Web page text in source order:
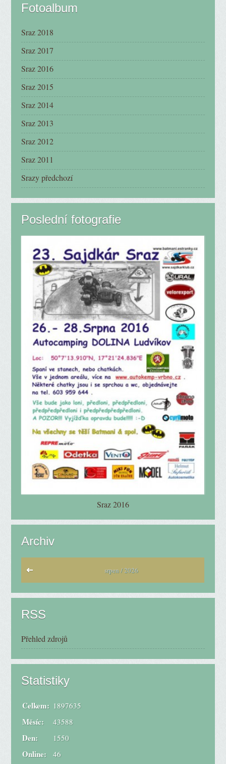
Fotoalbum
Sraz 2018
Sraz 2017
Sraz 2016
Sraz 2015
Sraz 2014
Sraz 2013
Sraz 2012
Sraz 2011
Srazy předchozí
Poslední fotografie
Sraz 2016
Archiv
srpen / 2026
RSS
Přehled zdrojů
Statistiky
Online: 46
Celkem: 1897635
Měsíc: 43588
Den: 1550